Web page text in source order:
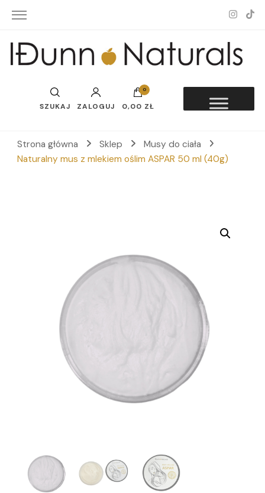
Idunn-Naturals
SZUKAJ ZALOGUJ
0
0,00 ZŁ
Strona główna Sklep
Musy do ciała
Naturalny mus z mlekiem oślim ASPAR 50 ml (40g)